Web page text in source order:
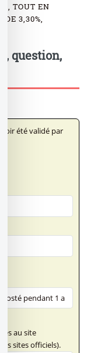
TOUT EN
DE 3,30%,
question,
été validé par
au site
sites officiels).